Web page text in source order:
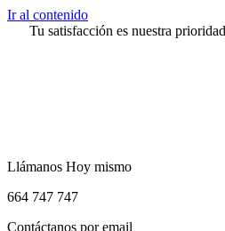
Ir al contenido
Tu satisfacción es nuestra
Llámanos Hoy mismo
664 747 747
Contáctanos por email